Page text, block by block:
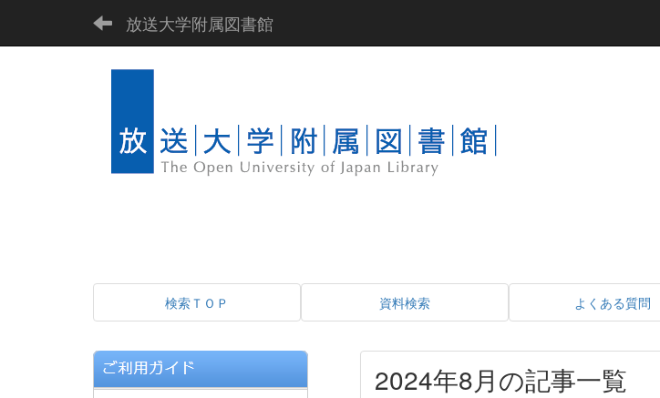
放送大学附属図書館
検索ＴＯＰ 資料検索 よくある質問
2024年8月の記事一覧